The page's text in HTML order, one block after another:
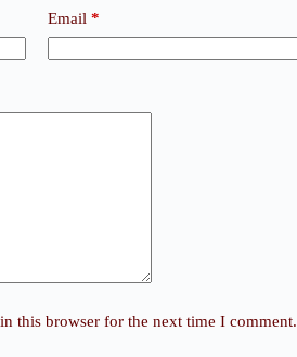
Email *
this browser for the next time I comment.